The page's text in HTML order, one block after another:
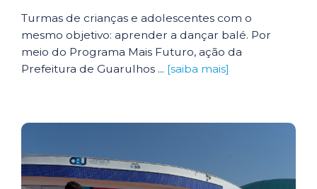
Turmas de crianças e adolescentes com o
mesmo objetivo: aprender a dançar balé. Por
meio do Programa Mais Futuro, ação da
Prefeitura de Guarulhos ... [saiba mais]